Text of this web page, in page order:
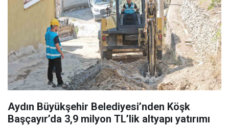
Aydın Büyükşehir Belediyesi’nden Köşk
Başçayır’da 3,9 milyon TL’lik altyapı yatırımı